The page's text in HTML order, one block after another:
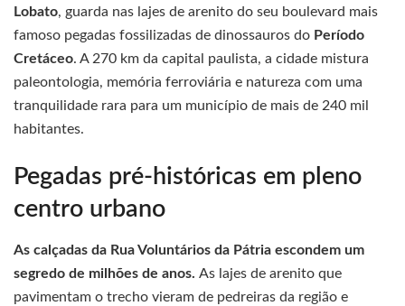
Lobato, guarda nas lajes de arenito do seu boulevard mais
famoso pegadas fossilizadas de dinossauros do Período
Cretáceo. A 270 km da capital paulista, a cidade mistura
paleontologia, memória ferroviária e natureza com uma
tranquilidade rara para um município de mais de 240 mil
habitantes.
Pegadas pré-históricas em pleno
centro urbano
As calçadas da Rua Voluntários da Pátria escondem um
segredo de milhões de anos. As lajes de arenito que
pavimentam o trecho vieram de pedreiras da região e